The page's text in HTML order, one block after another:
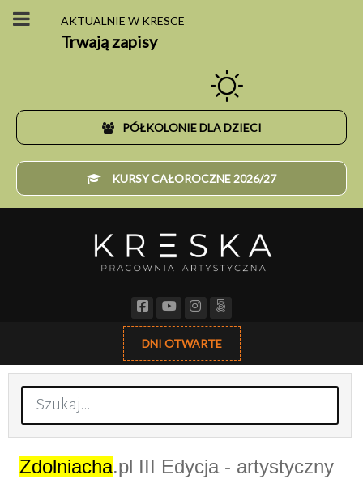
AKTUALNIE W KRESCE
Trwają zapisy
PÓŁKOLONIE DLA DZIECI
KURSY CAŁOROCZNE 2026/27
DNI OTWARTE
Szukaj
Zdolniacha.pl III Edycja - artystyczny